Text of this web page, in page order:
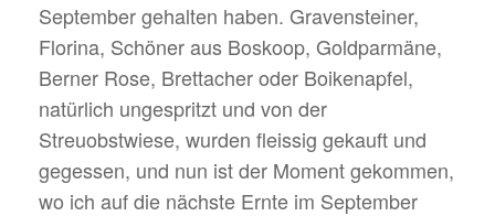
September gehalten haben. Gravensteiner,
Florina, Schöner aus Boskoop, Goldparmäne,
Berner Rose, Brettacher oder Boikenapfel,
natürlich ungespritzt und von der
Streuobstwiese, wurden fleissig gekauft und
gegessen, und nun ist der Moment gekommen,
wo ich auf die nächste Ernte im September